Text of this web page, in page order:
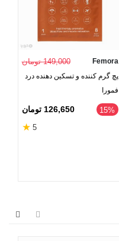
Femora 149,000 تومان
پچ گرم کننده و تسکین دهنده درد
فمورا
‎15% 126,650 تومان
5
★